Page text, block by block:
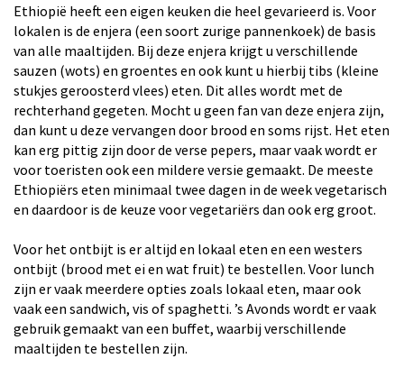
Ethiopië heeft een eigen keuken die heel gevarieerd is. Voor
lokalen is de enjera (een soort zurige pannenkoek) de basis
van alle maaltijden. Bij deze enjera krijgt u verschillende
sauzen (wots) en groentes en ook kunt u hierbij tibs (kleine
stukjes geroosterd vlees) eten. Dit alles wordt met de
rechterhand gegeten. Mocht u geen fan van deze enjera zijn,
dan kunt u deze vervangen door brood en soms rijst. Het eten
kan erg pittig zijn door de verse pepers, maar vaak wordt er
voor toeristen ook een mildere versie gemaakt. De meeste
Ethiopiërs eten minimaal twee dagen in de week vegetarisch
en daardoor is de keuze voor vegetariërs dan ook erg groot.
Voor het ontbijt is er altijd en lokaal eten en een westers
ontbijt (brood met ei en wat fruit) te bestellen. Voor lunch
zijn er vaak meerdere opties zoals lokaal eten, maar ook
vaak een sandwich, vis of spaghetti. ’s Avonds wordt er vaak
gebruik gemaakt van een buffet, waarbij verschillende
maaltijden te bestellen zijn.